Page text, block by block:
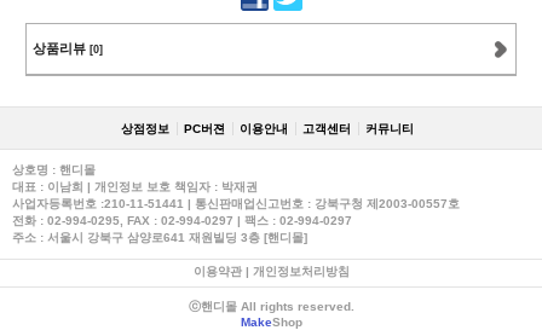
상품리뷰 [0]
상점정보 PC버젼 이용안내 고객센터 커뮤니티
상호명 : 핸디몰
대표 : 이남희 | 개인정보 보호 책임자 : 박재권
사업자등록번호 :210-11-51441 | 통신판매업신고번호 : 강북구청 제2003-00557호
전화 : 02-994-0295 , FAX : 02-994-0297 | 팩스 : 02-994-0297
주소 : 서울시 강북구 삼양로641 재원빌딩 3층 [핸디몰]
이용약관| 개인정보처리방침
ⓒ핸디몰 All rights reserved.
MakeShop